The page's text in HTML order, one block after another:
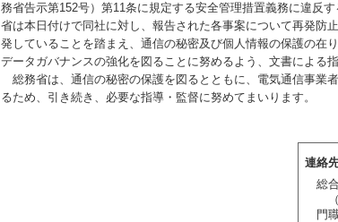
務省告示第152号）第11条に規定する安全管理措置義務に違反
省は本日付けで同社に対し、報告された各事案について再発防
発していることを踏まえ、通信の秘密及び個人情報の保護の在
データガバナンスの強化を図ることに努めるよう、文書による指
総務省は、通信の秘密の保護を図るとともに、電気通信事業
るため、引き続き、必要な指導・監督に努めてまいります。
連絡
総
（
門